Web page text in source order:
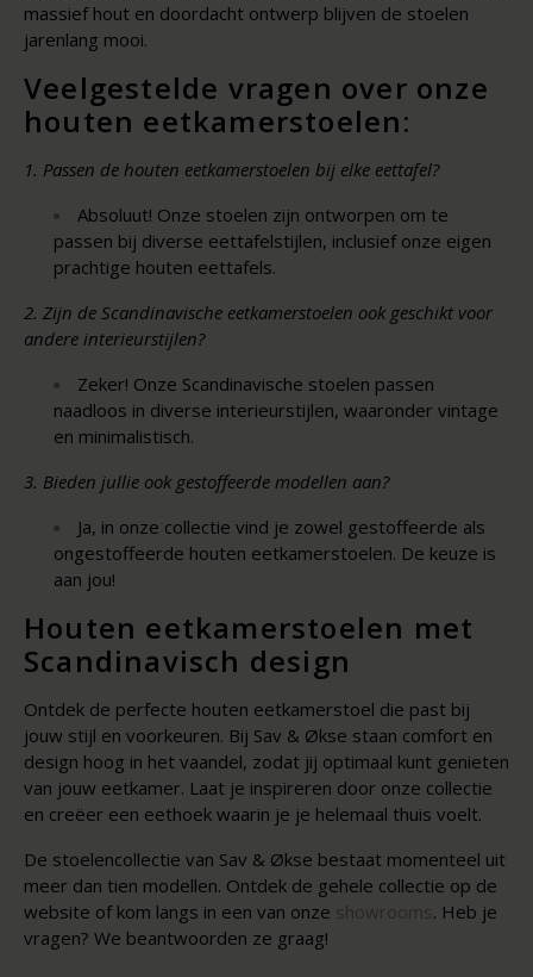
massief hout en doordacht ontwerp blijven de stoelen
jarenlang mooi.
Veelgestelde vragen over onze
houten eetkamerstoelen:
1. Passen de houten eetkamerstoelen bij elke eettafel?
Absoluut! Onze stoelen zijn ontworpen om te
passen bij diverse eettafelstijlen, inclusief onze eigen
prachtige houten eettafels.
2. Zijn de Scandinavische eetkamerstoelen ook geschikt voor
andere interieurstijlen?
Zeker! Onze Scandinavische stoelen passen
naadloos in diverse interieurstijlen, waaronder vintage
en minimalistisch.
3. Bieden jullie ook gestoffeerde modellen aan?
Ja, in onze collectie vind je zowel gestoffeerde als
ongestoffeerde houten eetkamerstoelen. De keuze is
aan jou!
Houten eetkamerstoelen met
Scandinavisch design
Ontdek de perfecte houten eetkamerstoel die past bij
jouw stijl en voorkeuren. Bij Sav & Økse staan comfort en
design hoog in het vaandel, zodat jij optimaal kunt genieten
van jouw eetkamer. Laat je inspireren door onze collectie
en creëer een eethoek waarin je je helemaal thuis voelt.
De stoelencollectie van Sav & Økse bestaat momenteel uit
meer dan tien modellen. Ontdek de gehele collectie op de
website of kom langs in een van onze showrooms. Heb je
vragen? We beantwoorden ze graag!